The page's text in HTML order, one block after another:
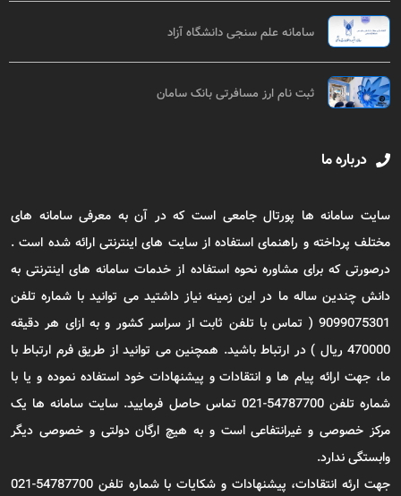
سامانه علم سنجی دانشگاه آزاد
ثبت نام ارز مسافرتی بانک سامان
درباره ما
سایت سامانه ها پورتال جامعی است که در آن به معرفی سامانه های
مختلف پرداخته و راهنمای استفاده از سایت های اینترنتی ارائه شده است .
درصورتی که برای مشاوره نحوه استفاده از خدمات سامانه های اینترنتی به
دانش چندین ساله ما در این زمینه نیاز داشتید می توانید با شماره تلفن
9099075301 ( تماس با تلفن ثابت از سراسر کشور و به ازای هر دقیقه
470000 ریال ) در ارتباط باشید. همچنین می توانید از طریق فرم ارتباط با
ما، جهت ارائه پیام ها و انتقادات و پیشنهادات خود استفاده نموده و یا با
شماره تلفن 54787700-021 تماس حاصل فرمایید. سایت سامانه ها یک
مرکز خصوصی و غیرانتفاعی است و به هیچ ارگان دولتی و خصوصی دیگر
وابستگی ندارد.
جهت ارئه انتقادات، پیشنهادات و شکایات با شماره تلفن 54787700-021